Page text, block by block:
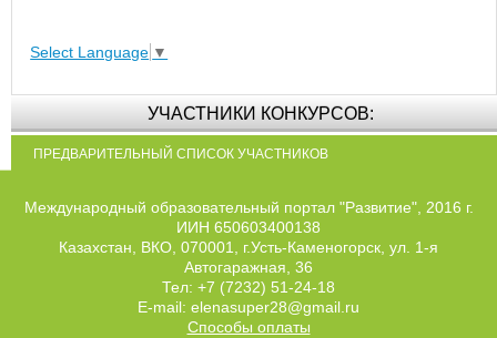
Select Language ▼
УЧАСТНИКИ КОНКУРСОВ:
ПРЕДВАРИТЕЛЬНЫЙ СПИСОК УЧАСТНИКОВ
Международный образовательный портал "Развитие", 2016 г.
ИИН 650603400138
Казахстан, ВКО, 070001, г.Усть-Каменогорск, ул. 1-я
Автогаражная, 36
Тел: +7 (7232) 51-24-18
E-mail: elenasuper28@gmail.ru
Способы оплаты